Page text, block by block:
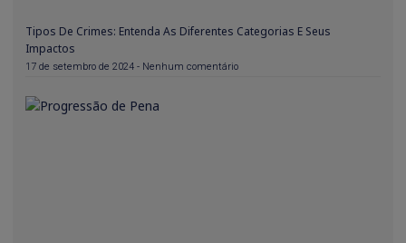
Tipos De Crimes: Entenda As Diferentes Categorias E Seus
Impactos
17 de setembro de 2024 Nenhum comentário